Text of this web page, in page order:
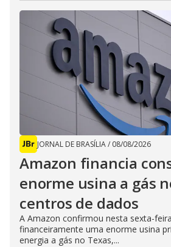
JORNAL DE BRASÍLIA/ 08/08/2026
Amazon financia
enorme usina a gás
centros de dados
A Amazon confirmou nesta sexta-
financeiramente uma enorme usina
energia a gás no Texas,...